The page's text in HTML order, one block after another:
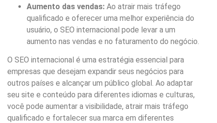
Aumento das vendas: Ao atrair mais tráfego
qualificado e oferecer uma melhor experiência do
usuário, o SEO internacional pode levar a um
aumento nas vendas e no faturamento do negócio.
O SEO internacional é uma estratégia essencial para
empresas que desejam expandir seus negócios para
outros países e alcançar um público global. Ao adaptar
seu site e conteúdo para diferentes idiomas e culturas,
você pode aumentar a visibilidade, atrair mais tráfego
qualificado e fortalecer sua marca em diferentes